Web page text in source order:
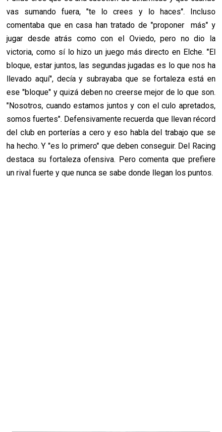
vas sumando fuera, "te lo crees y lo haces". Incluso
comentaba que en casa han tratado de "proponer más" y
jugar desde atrás como con el Oviedo, pero no dio la
victoria, como sí lo hizo un juego más directo en Elche. "El
bloque, estar juntos, las segundas jugadas es lo que nos ha
llevado aquí", decía y subrayaba que se fortaleza está en
ese "bloque" y quizá deben no creerse mejor de lo que son.
"Nosotros, cuando estamos juntos y con el culo apretados,
somos fuertes". Defensivamente recuerda que llevan récord
del club en porterías a cero y eso habla del trabajo que se
ha hecho. Y "es lo primero" que deben conseguir. Del Racing
destaca su fortaleza ofensiva. Pero comenta que prefiere
un rival fuerte y que nunca se sabe donde llegan los puntos.